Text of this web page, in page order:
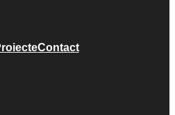
Contact